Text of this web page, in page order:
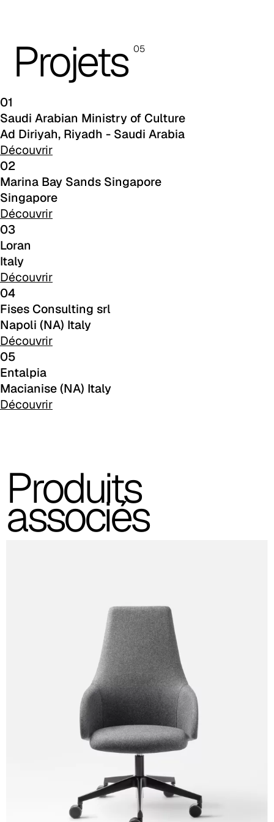
C 32C
C 36C
C 37C
C 33C
C 38C
Trevi (Cat. C - Tissu)
C 38G
C 38T
C 381
C 38M
C 385
C 383
C -38
C 380
C 382
Xtreme (Cat. C - Tissu)
Projets 05
01
Saudi Arabian Ministry of Culture
Ad Diriyah, Riyadh - Saudi Arabia
Découvrir
02
Marina Bay Sands Singapore
Singapore
Découvrir
03
Loran
Italy
Découvrir
04
Fises Consulting srl
Napoli (NA) Italy
Découvrir
05
Entalpia
Macianise (NA) Italy
Découvrir
Produits
associés